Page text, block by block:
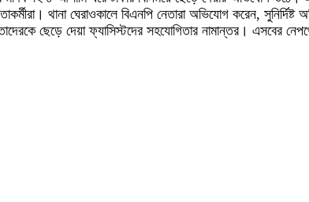
থানা ঘেরাওকালে বিএনপি নেতারা অভিযোগ করেন, সুনির্দিষ্ট
ছেড়ে দেয়া ফ্যাসিস্টদের সহযোগিতার নামান্তর। এসবের